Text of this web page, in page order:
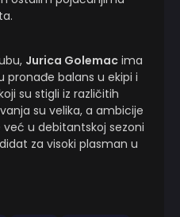
Jurica Golemac ima
pronađe balans u ekipi i
su stigli iz različitih
su velika, a ambicije
već u debitantskoj sezoni
za visoki plasman u